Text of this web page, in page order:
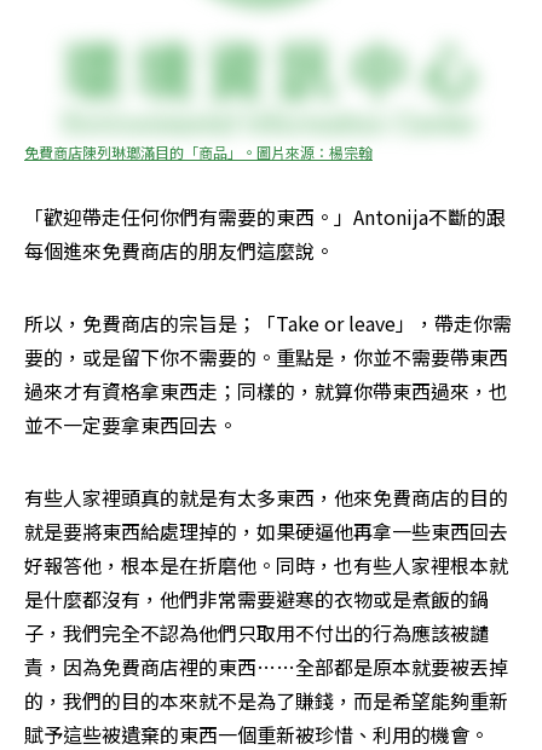
免費商店陳列琳瑯滿目的「商品」。圖片來源：楊宗翰
「歡迎帶走任何你們有需要的東西。」Antonija不斷的跟
每個進來免費商店的朋友們這麼說。
所以，免費商店的宗旨是；「Take or leave」，帶走你需
要的，或是留下你不需要的。重點是，你並不需要帶東西
過來才有資格拿東西走；同樣的，就算你帶東西過來，也
並不一定要拿東西回去。
有些人家裡頭真的就是有太多東西，他來免費商店的目的
就是要將東西給處理掉的，如果硬逼他再拿一些東西回去
好報答他，根本是在折磨他。同時，也有些人家裡根本就
是什麼都沒有，他們非常需要避寒的衣物或是煮飯的鍋
子，我們完全不認為他們只取用不付出的行為應該被譴
責，因為免費商店裡的東西……全部都是原本就要被丟掉
的，我們的目的本來就不是為了賺錢，而是希望能夠重新
賦予這些被遺棄的東西一個重新被珍惜、利用的機會。